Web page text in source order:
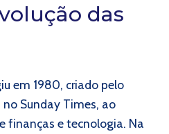
das
em 1980, criado pelo
Sunday Times, ao
finanças e tecnologia. Na